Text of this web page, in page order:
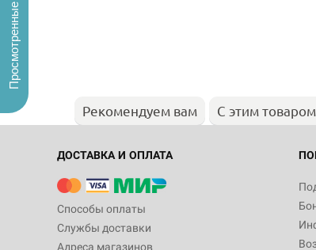
Рекомендуем вам С этим
ДОСТАВКА И ОПЛАТА
Способы оплаты
Службы доставки
Адреса магазинов
Просмотренные